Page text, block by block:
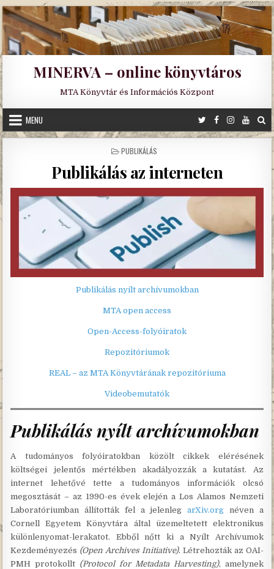
Skip
to
content
MINERVA – online könyvtáros
MTA Könyvtár és Információs Központ
MENU
POSTED
PUBLIKÁLÁS
Publikálás az interneten
Publikálás nyílt archívumokban
MTA open access
Open-Access-folyóiratok
Repozitóriumok
REAL – az MTA Könyvtárának repozitóriuma
Videobemutatók
Publikálás nyílt archívumokban
A tudományos folyóiratokban közölt cikkek elérésének
költségei jelentős mértékben akadályozzák a kutatást. Az
internet lehetővé tette a tudományos információk olcsó
megosztását – az 1990-es évek elején a Los Alamos Nemzeti
Laboratóriumban állították fel a jelenlegarXiv.org néven a
Cornell Egyetem Könyvtára által üzemeltetett elektronikus
különlenyomat-lerakatot. Ebből nőtt ki a Nyílt Archívumok
Kezdeményezés (Open Archives Initiative). Létrehozták az OAI-
PMH protokollt (Protocol for Metadata Harvesting), amelynek